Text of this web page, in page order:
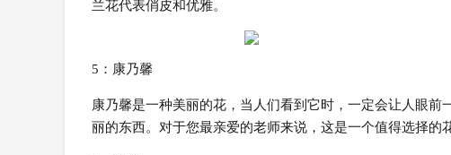
兰花代表俏皮和优雅。
5：康乃馨
康乃馨是一种美丽的花，当人们看到它时，一定会让人眼
丽的东西。对于您最亲爱的老师来说，这是一个值得选择的